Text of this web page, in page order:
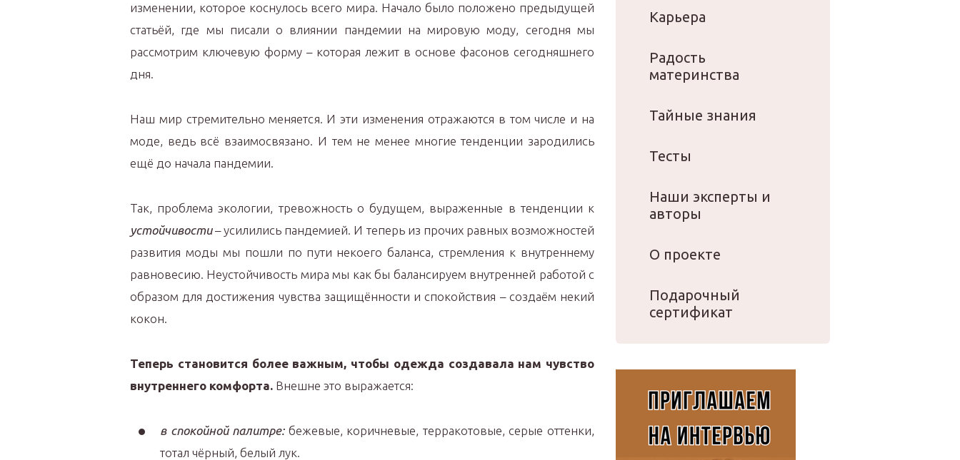
изменении, которое коснулось всего мира. Начало было положено предыдущей
статьёй, где мы писали о влиянии пандемии на мировую моду, сегодня мы
рассмотрим ключевую форму – которая лежит в основе фасонов сегодняшнего
дня.
Наш мир стремительно меняется. И эти изменения отражаются в том числе и на
моде, ведь всё взаимосвязано. И тем не менее многие тенденции зародились
ещё до начала пандемии.
Так, проблема экологии, тревожность о будущем, выраженные в тенденции к
устойчивости– усилились пандемией. И теперь из прочих равных возможностей
развития моды мы пошли по пути некоего баланса, стремления к внутреннему
равновесию. Неустойчивость мира мы как бы балансируем внутренней работой с
образом для достижения чувства защищённости и спокойствия – создаём некий
кокон.
Теперь становится более важным, чтобы одежда создавала нам чувство
внутреннего комфорта. Внешне это выражается:
в спокойной палитре:бежевые, коричневые, терракотовые, серые оттенки,
тотал чёрный, белый лук.
Карьера
Радость
материнства
Тайные знания
Тесты
Наши эксперты и
авторы
О проекте
Подарочный
сертификат